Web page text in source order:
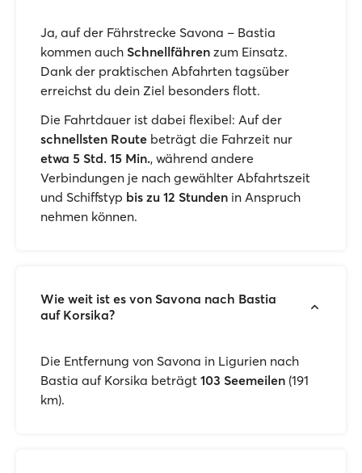
Ja, auf der Fährstrecke Savona – Bastia
kommen auch Schnellfähren zum Einsatz.
Dank der praktischen Abfahrten tagsüber
erreichst du dein Ziel besonders flott.
Die Fahrtdauer ist dabei flexibel: Auf der
schnellsten Route beträgt die Fahrzeit nur
etwa 5 Std. 15 Min., während andere
Verbindungen je nach gewählter Abfahrtszeit
und Schiffstyp bis zu 12 Stunden in Anspruch
nehmen können.
Wie weit ist es von Savona nach Bastia
auf Korsika?
Die Entfernung von Savona in Ligurien nach
Bastia auf Korsika beträgt 103 Seemeilen (191
km).